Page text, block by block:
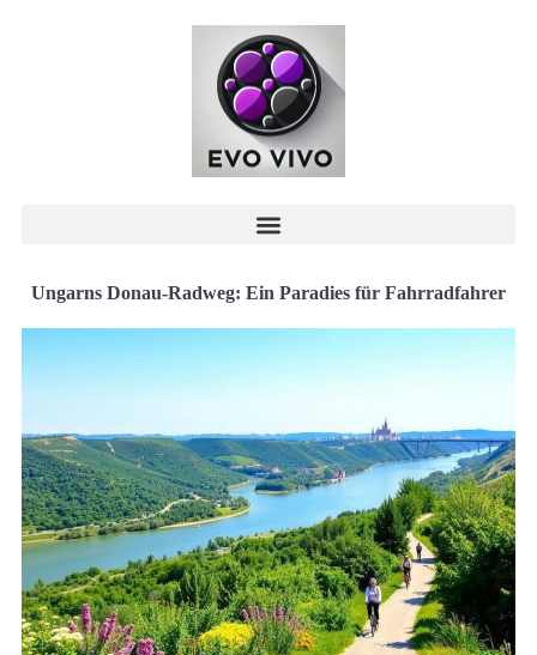
Ungarns Donau-Radweg: Ein Paradies für Fahrradfahrer